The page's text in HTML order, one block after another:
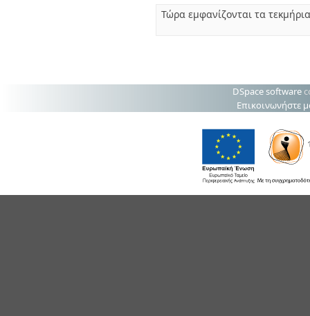
Τώρα εμφανίζονται τα
DSpace software
Επικοινωνήστε